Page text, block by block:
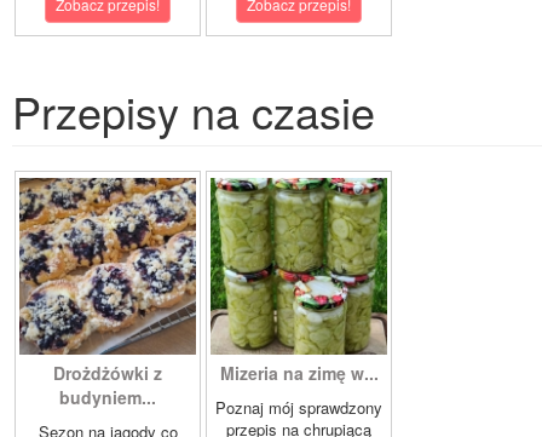
Zobacz przepis! Zobacz przepis!
Przepisy na czasie
Drożdżówki z
budyniem...
Sezon na jagody co
Mizeria na zimę w...
Poznaj mój sprawdzony
przepis na chrupiącą